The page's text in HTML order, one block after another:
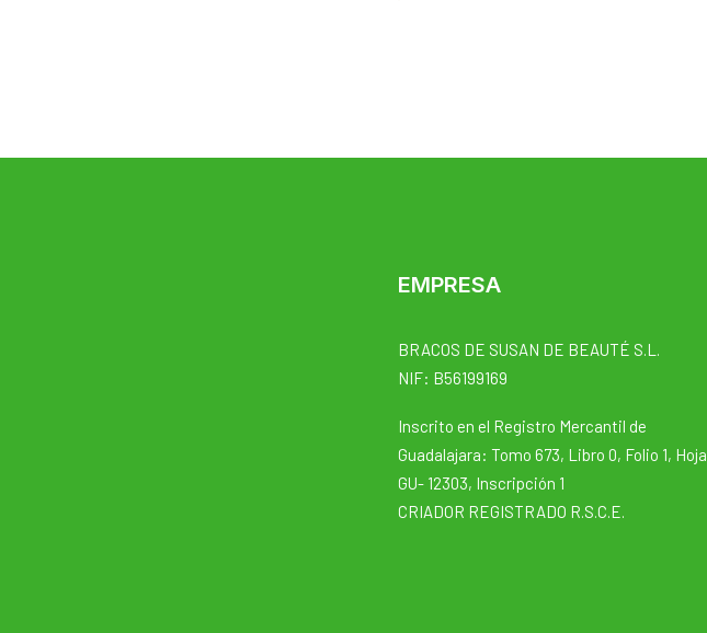
EMPRESA
BRACOS DE SUSAN DE BEAUTÉ S.L.
NIF: B56199169
Inscrito en el Registro Mercantil de
Guadalajara: Tomo 673, Libro 0, Folio 1, Hoja
GU- 12303, Inscripción 1
CRIADOR REGISTRADO R.S.C.E.